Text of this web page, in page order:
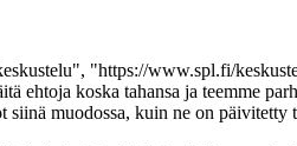
"https://www.spl.fi/
koska tahansa ja teemme
muodossa, kuin ne on päivitetty